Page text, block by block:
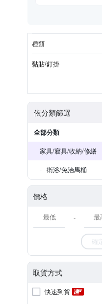
種類
黏貼/釘掛
依分類篩選
全部分類
家具/寢具/收納/修繕
衛浴/免治馬桶
價格
-
確定
取貨方式
快速到貨